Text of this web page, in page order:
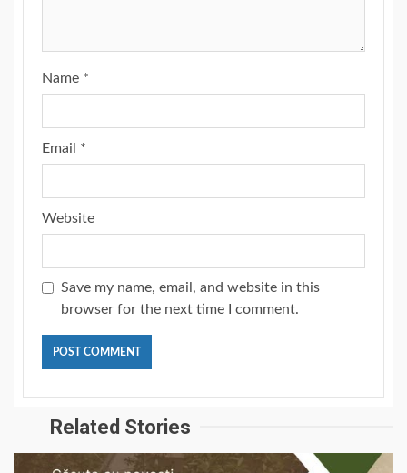
Name *
Email *
Website
Save my name, email, and website in this
browser for the next time I comment.
Related Stories